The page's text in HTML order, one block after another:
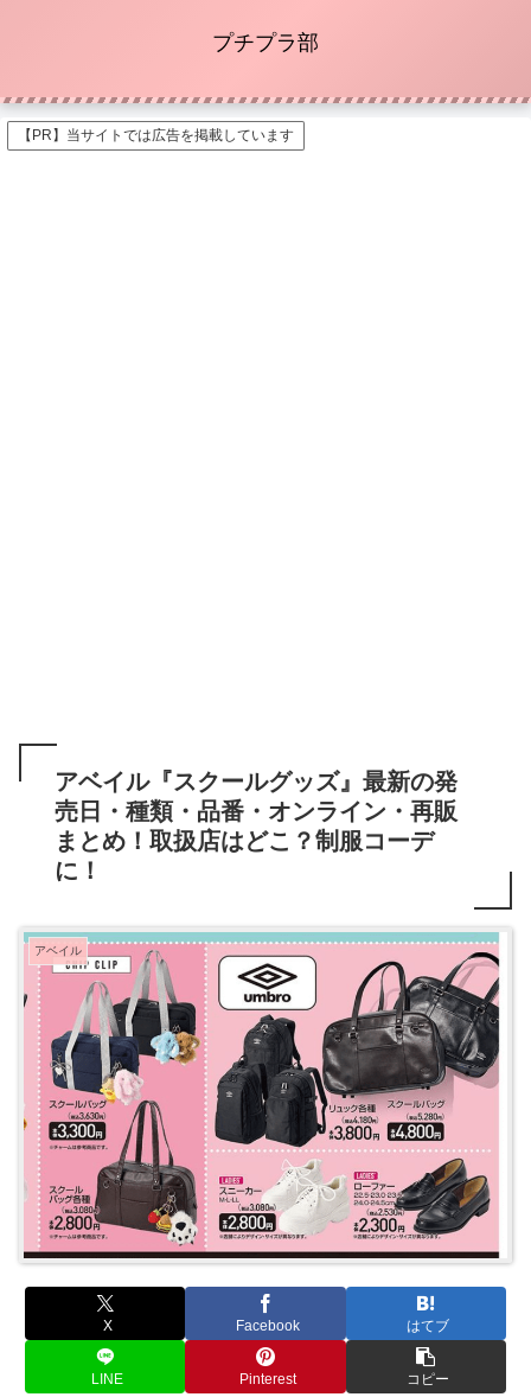
プチプラ部
【PR】当サイトでは広告を掲載しています
アベイル『スクールグッズ』最新の発
売日・種類・品番・オンライン・再販
まとめ！取扱店はどこ？制服コーデ
に！
アベイル
X Facebook はてブ
LINE Pinterest コピー